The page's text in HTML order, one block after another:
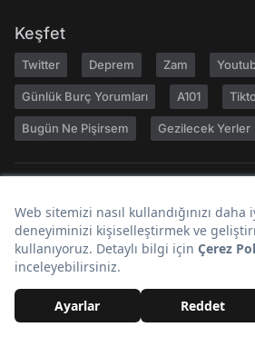
Keşfet
Twitter Deprem Zam
Günlük Burç Yorumları A101
Bugün Ne Pişirsem Gezilecek Yerler
Geri Bildirim
Gizlilik Politikası
Topluluk Kuralları
Kullanıcı
Yayın
Künye